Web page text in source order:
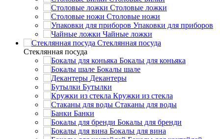
Столовые ложки
Столовые ножи
Упаковки для приборов
Чайные ложки
Стеклянная посуда
Стеклянная посуда
Бокалы для коньяка
Бокалы шале
Декантеры
Бутылки
Кружки из стекла
Стаканы для воды
Банки
Бокалы для бренди
Бокалы для вина